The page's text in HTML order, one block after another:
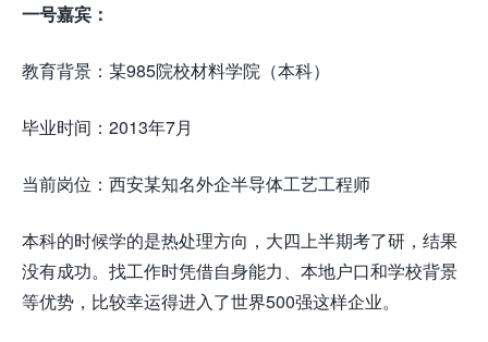
一号嘉宾：
教育背景：某985院校材料学院（本科）
毕业时间：2013年7月
当前岗位：西安某知名外企半导体工艺工程师
本科的时候学的是热处理方向，大四上半期考了研，结果
没有成功。找工作时凭借自身能力、本地户口和学校背景
等优势，比较幸运得进入了世界500强这样企业。